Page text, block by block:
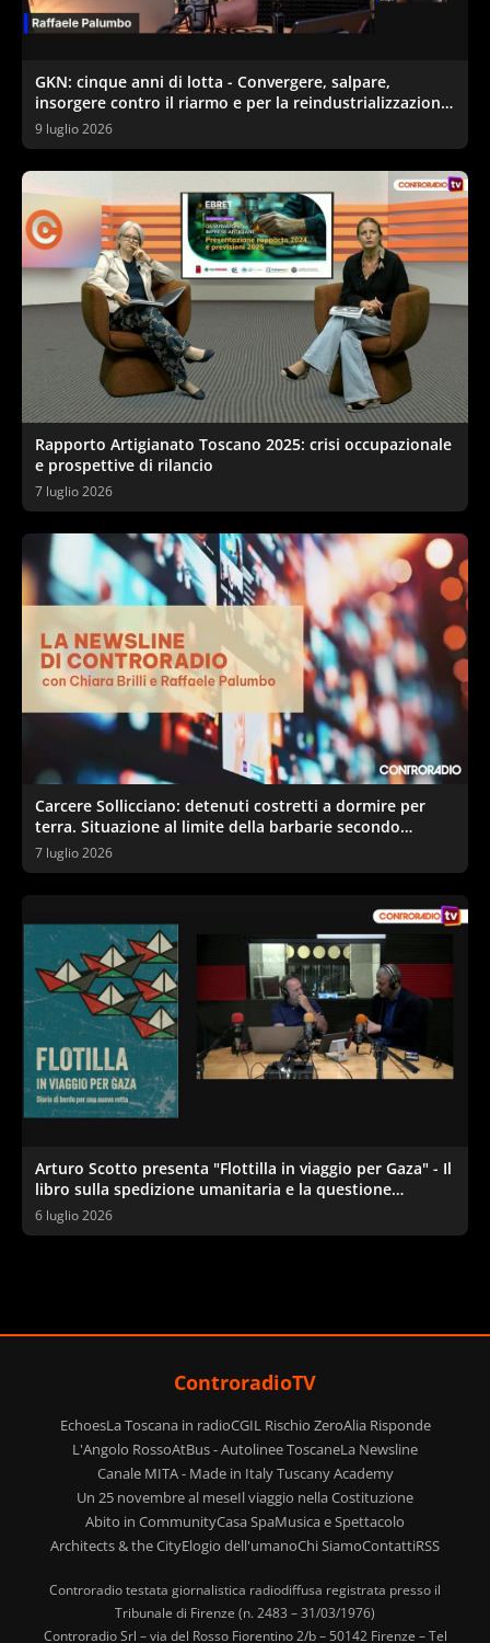
GKN: cinque anni di lotta - Convergere, salpare,
insorgere contro il riarmo e per la reindustrializzazione
ecologica
9 luglio 2026
Rapporto Artigianato Toscano 2025: crisi occupazionale
e prospettive di rilancio
7 luglio 2026
Carcere Sollicciano: detenuti costretti a dormire per
terra. Situazione al limite della barbarie secondo
sindacati e garante
7 luglio 2026
Arturo Scotto presenta "Flottilla in viaggio per Gaza" - Il
libro sulla spedizione umanitaria e la questione
palestinese
6 luglio 2026
ControradioTV
EchoesLa Toscana in radioCGIL Rischio ZeroAlia Risponde
L'Angolo RossoAtBus - Autolinee ToscaneLa Newsline
Canale MITA - Made in Italy Tuscany Academy
Un 25 novembre al meseIl viaggio nella Costituzione
Abito in CommunityCasa SpaMusica e Spettacolo
Architects & the CityElogio dell'umanoChi SiamoContattiRSS
Controradio testata giornalistica radiodiffusa registrata presso il
Tribunale di Firenze (n. 2483 – 31/03/1976)
Controradio Srl – via del Rosso Fiorentino 2/b – 50142 Firenze – Tel